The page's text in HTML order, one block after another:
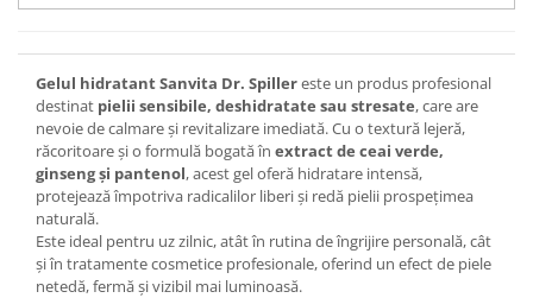
Gelul hidratant Sanvita Dr. Spillereste un produs profesional
destinat pielii sensibile, deshidratate sau stresate, care are
nevoie de calmare și revitalizare imediată. Cu o textură lejeră,
răcoritoare și o formulă bogată în extract de ceai verde,
ginseng și pantenol, acest gel oferă hidratare intensă,
protejează împotriva radicalilor liberi și redă pielii prospețimea
naturală.
Este ideal pentru uz zilnic, atât în rutina de îngrijire personală, cât
și în tratamente cosmetice profesionale, oferind un efect de piele
netedă, fermă și vizibil mai luminoasă.